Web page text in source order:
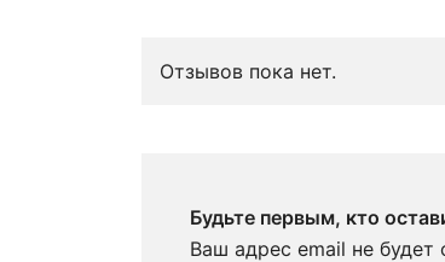
Отзывов пока нет.
Будьте первым, кто
Ваш адрес email не будет